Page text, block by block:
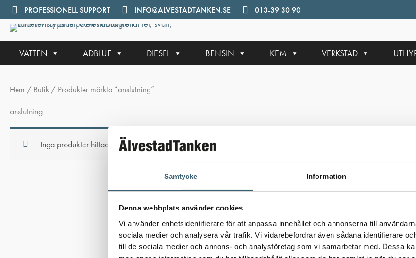
Samtycke Information
Denna webbplats använder cookies
Vi använder enhetsidentifierare för att anpassa innehållet och annonserna till
sociala medier och analysera vår trafik. Vi vidarebefordrar även sådana identifierare
till de sociala medier och annons- och analysföretag som vi samarbetar med. Dessa
Hoppa
till
innehåll
PROFESSIONELL SUPPORT INFO@ALVESTADTANKEN.SE 013-39 30 90
VATTEN ADBLUE DIESEL BENSIN KEM VERKSTAD
Hem / Butik / Produkter märkta ”anslutning”
anslutning
Inga produkter hittades som motsvarar ditt val.